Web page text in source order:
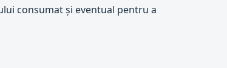
consumat și eventual pentru a